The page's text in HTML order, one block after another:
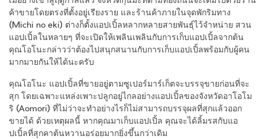
ค้าขายโดยตรงที่ตั้งอยู่เรียงราย และร้านค้าภายในจุดพักริมทาง
(Michi no eki) ต่างก็ตั้งแอปเปิ้ลหลากหลายสายพันธุ์ไว้จำหน่าย สวน
แอปเปิ้ลในหลายๆ ที่จะเปิดให้เพลินเพลินกับการเก็บแอปเปิ้ลจากต้น
คุณโอโนะกล่าวว่าต้องไปสนุกสนานกับการเก็บแอปเปิ้ลพร้อมกับผู้คน
มากมายกันให้ได้นะครับ
คุณโอโนะ แอปเปิ้ลที่ขายอยู่ตามซูเปอร์มาร์เก็ตจะบรรจุขายก่อนที่จะ
สุก โดยเฉพาะแหล่งเพาะปลูกอยู่ไกลอย่างแอปเปิ้ลของจังหวัดอาโอโม
ริ (Aomori) ที่ไม่ว่าจะทำอย่างไรก็ไม่สามารถบรรจุผลที่สุกแล้วออก
ขายได้ ด้วยเหตุผลนี้ หากคุณมาเก็บแอปเปิ้ล คุณจะได้ลิ้มรสกับแอ
ปเปิ้ลที่สุกคาต้นหวานอร่อยมากยิ่งขึ้นกว่าเดิม